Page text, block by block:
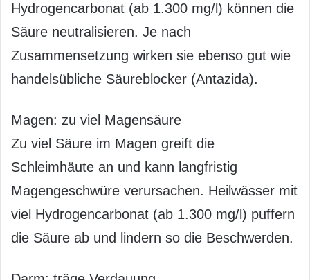
Hydrogencarbonat (ab 1.300 mg/l) können die
Säure neutralisieren. Je nach
Zusammensetzung wirken sie ebenso gut wie
handelsübliche Säureblocker (Antazida).
Magen: zu viel Magensäure
Zu viel Säure im Magen greift die
Schleimhäute an und kann langfristig
Magengeschwüre verursachen. Heilwässer mit
viel Hydrogencarbonat (ab 1.300 mg/l) puffern
die Säure ab und lindern so die Beschwerden.